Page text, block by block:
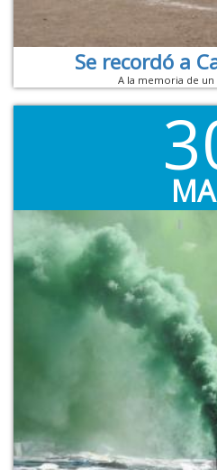
Se recordó a
A la memoria de